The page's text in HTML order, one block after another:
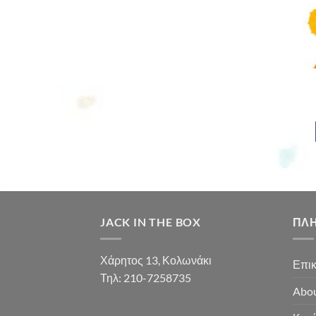
JACK IN THE BOX
Χάρητος 13, Κολωνάκι
Τηλ: 210-7258735